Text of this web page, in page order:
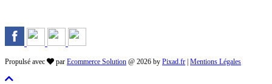
Propulsé avec par Ecommerce Solution @ 2026 by Pixad.fr Mentions Légales